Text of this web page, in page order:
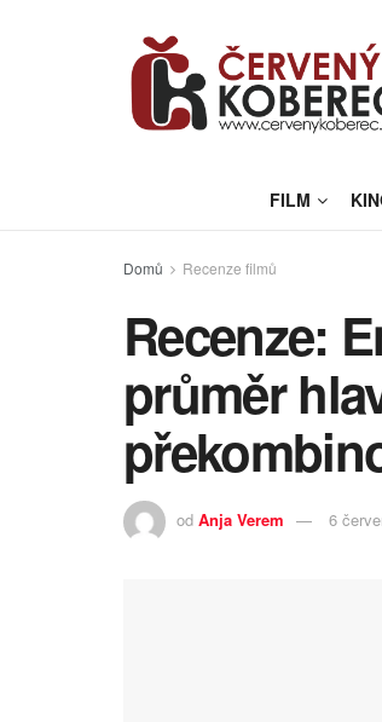
FILM
Domů Recenze filmů
Recenze:
průměr
od Anja Verem 6